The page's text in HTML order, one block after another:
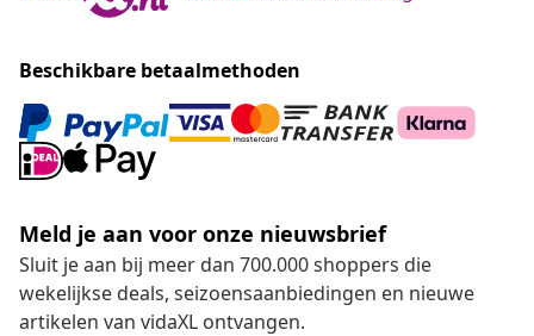
Beschikbare betaalmethoden
Meld je aan voor onze nieuwsbrief
Sluit je aan bij meer dan 700.000 shoppers die
wekelijkse deals, seizoensaanbiedingen en nieuwe
artikelen van vidaXL ontvangen.